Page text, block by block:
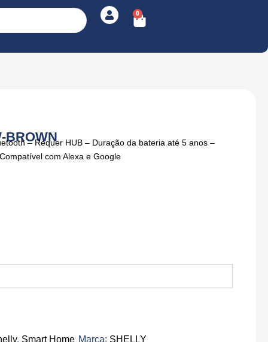
0
Cart
BROWN
– Requer HUB – Duração da bateria até 5 anos –
com Alexa e Google
, Smart Home Marca: SHELLY